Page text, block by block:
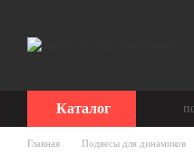
Каталог
Главная Подвесы для динамиков